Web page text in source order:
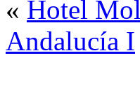
« Hotel
Andalucía I